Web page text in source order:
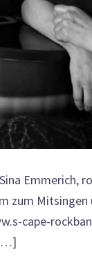
Emmerich,
zum Mitsingen
cape-
[…]